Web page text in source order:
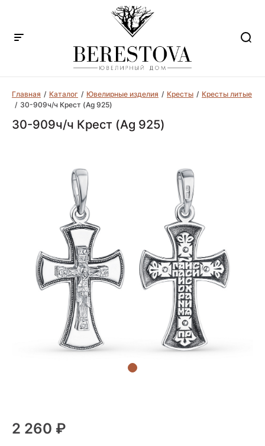
Главная Каталог Ювелирные изделия Кресты
Кресты литые
30-909ч/ч Крест (Ag 925)
30-909ч/ч Крест (Ag 925)
2 260 ₽